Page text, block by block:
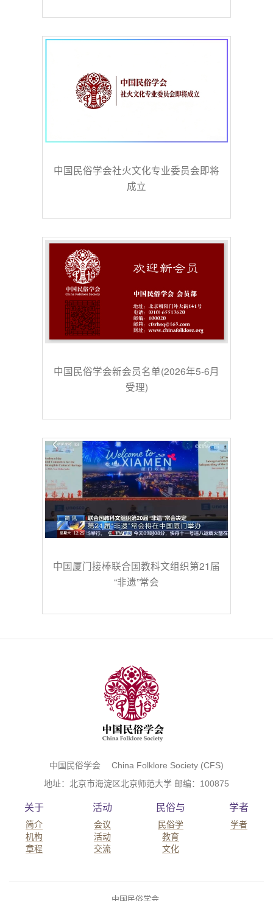
中国民俗学会社火文化专业委员会即将
成立
中国民俗学会新会员名单(2026年5-6月
受理)
中国厦门接棒联合国教科文组织第21届
“非遗”常会
中国民俗学会 China Folklore Society (CFS)
地址：北京市海淀区北京师范大学 邮编：100875
关于
简介
机构
章程
活动
会议
活动
交流
民俗与
民俗学
教育
文化
学者
学者
中国民俗学会